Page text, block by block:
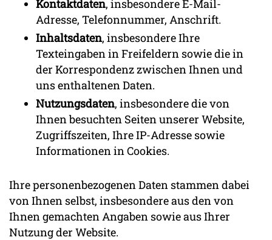
Kontaktdaten, insbesondere E-Mail-
Adresse, Telefonnummer, Anschrift.
Inhaltsdaten, insbesondere Ihre
Texteingaben in Freifeldern sowie die in
der Korrespondenz zwischen Ihnen und
uns enthaltenen Daten.
Nutzungsdaten, insbesondere die von
Ihnen besuchten Seiten unserer Website,
Zugriffszeiten, Ihre IP-Adresse sowie
Informationen in Cookies.
Ihre personenbezogenen Daten stammen dabei
von Ihnen selbst, insbesondere aus den von
Ihnen gemachten Angaben sowie aus Ihrer
Nutzung der Website.